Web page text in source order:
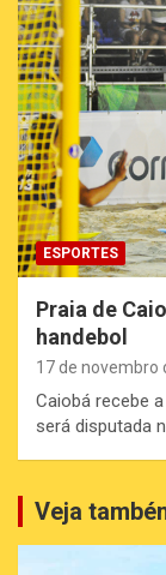
ESPORTES
Praia de
handebol
17 de novembro
Caiobá recebe
será disputada
Veja